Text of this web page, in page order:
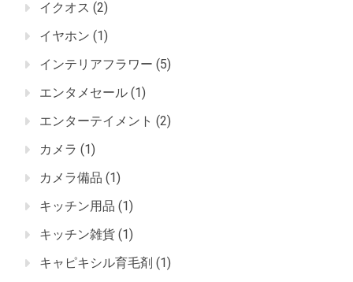
イクオス (2)
イヤホン (1)
インテリアフラワー (5)
エンタメセール (1)
エンターテイメント (2)
カメラ (1)
カメラ備品 (1)
キッチン用品 (1)
キッチン雑貨 (1)
キャピキシル育毛剤 (1)